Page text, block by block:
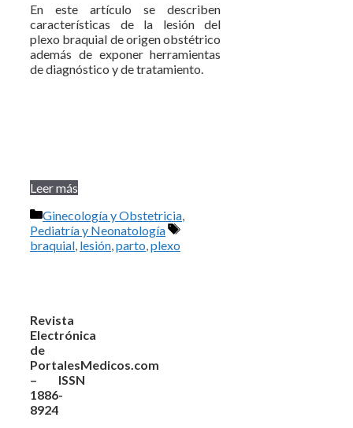
En este artículo se describen
características de la lesión del
plexo braquial de origen obstétrico
además de exponer herramientas
de diagnóstico y de tratamiento.
Leer más
Categorías
Ginecología y Obstetricia
Pediatría y Neonatología
Etiquetas
braquial lesión parto plexo
Revista
Electrónica
de
PortalesMedicos.com
– ISSN
1886-
8924